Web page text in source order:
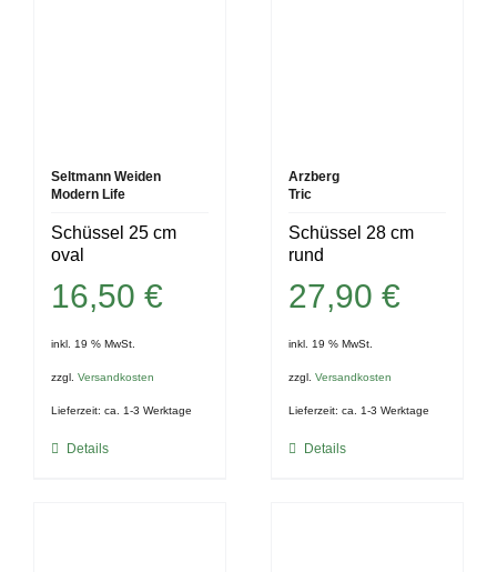
Seltmann Weiden
Modern Life
Schüssel 25 cm
oval
16,50 €
inkl. 19 % MwSt.
zzgl. Versandkosten
Lieferzeit: ca. 1-3 Werktage
Details
Arzberg
Tric
Schüssel 28 cm
rund
27,90€
inkl. 19 % MwSt.
zzgl.Versandkosten
Lieferzeit:ca. 1-3 Werktage
Details